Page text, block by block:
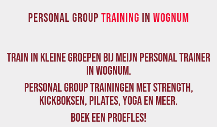
PERSONAL GROUPTRAINING IN WOGNUM
TRAIN IN KLEINE GROEPEN BIJ MEIJN PERSONAL TRAINER
IN WOGNUM.
PERSONAL GROUP TRAININGEN MET STRENGTH,
KICKBOKSEN, PILATES, YOGA EN MEER.
BOEK EEN PROEFLES!